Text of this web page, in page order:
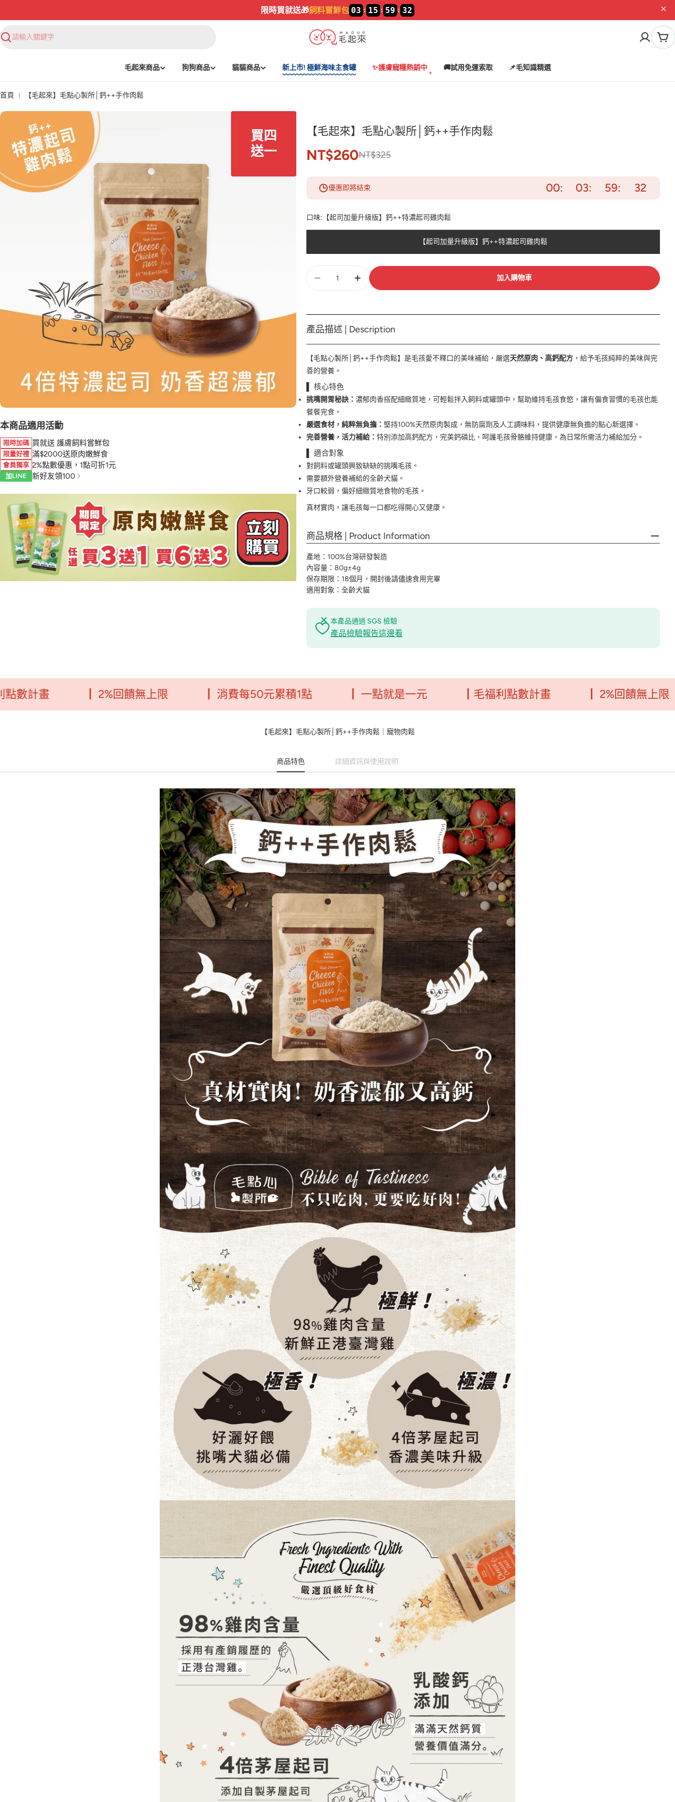
加入LINE🔥新好友領$100
搜
購
毛起來商品 狗狗商品 貓貓商品 新上市! 極鮮海味主食罐 ✨護膚寵糧熱銷中 🚚試用免運索取 📌毛知識精選
首頁 【毛起來】毛點心製所│鈣++手作肉鬆
買四
送一
本商品適用活動
限時加碼 買就送 護膚飼料嘗鮮包
限量好禮 滿$2000送原肉嫩鮮食
會員獨享 2%點數優惠，1點可折1元
加LINE 新好友領100
【毛起來】毛點心製所│鈣++手作肉鬆
NT$260NT$325
優惠即將結束 00 03 59 30
口味: 【起司加量升級版】鈣++特濃起司雞肉鬆
【起司加量升級版】鈣++特濃起司雞肉鬆
加入購物車
產品描述 | Description
【毛點心製所│鈣++手作肉鬆】是毛孩愛不釋口的美味補給，嚴選天然原肉、高鈣配方，給予毛孩純粹的美味與完
善的營養。
▌ 核心特色
挑嘴開胃秘訣： 濃郁肉香搭配細緻質地，可輕鬆拌入飼料或罐頭中，幫助維持毛孩食慾，讓有偏食習慣的毛孩也能
餐餐完食。
嚴選食材，純粹無負擔： 堅持100%天然原肉製成，無防腐劑及人工調味料，提供健康無負擔的點心新選擇。
完善營養，活力補給： 特別添加高鈣配方，完美鈣磷比，呵護毛孩骨骼維持健康，為日常所需活力補給加分。
▌ 適合對象
對飼料或罐頭興致缺缺的挑嘴毛孩。
需要額外營養補給的全齡犬貓。
牙口較弱，偏好細緻質地食物的毛孩。
真材實肉，讓毛孩每一口都吃得開心又健康。
商品規格 | Product Information
產地：100%台灣研發製造
內容量：80g±4g
保存期限：18個月，開封後請儘速食用完畢
適用對象：全齡犬貓
本產品通過 SGS 檢驗
產品檢驗報告這邊看
┃ 2%回饋無上限 ┃ 消費每50元累積1點 ┃ 一點就是一元 ┃毛福利點數計畫 ┃ 2%回饋無上限 ┃
【毛起來】毛點心製所│鈣++手作肉鬆｜寵物肉鬆
商品特色 詳細資訊與使用說明